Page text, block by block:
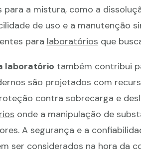
a mistura, como a
de uso e a manutenção
para laboratórios que
laboratório também contribui
são projetados com
contra sobrecarga e
onde a manipulação de
A segurança e a
ser considerados na hora da